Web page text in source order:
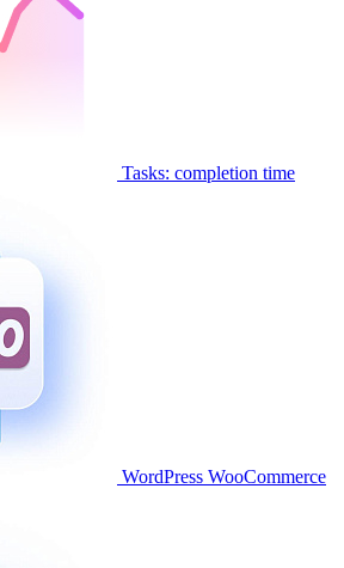
Tasks: completion time
WordPress WooCommerce